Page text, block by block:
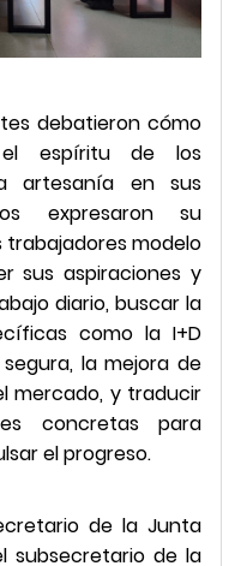
debatieron cómo
espíritu de los
artesanía en sus
expresaron su
modelo
sus aspiraciones y
diario, buscar la
como la I+D
la mejora de
mercado, y traducir
concretas para
el progreso.
de la Junta
subsecretario de la